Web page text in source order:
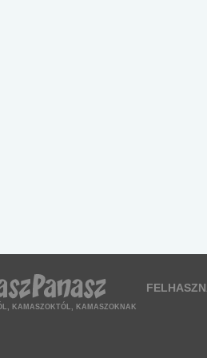
KAMASZOKTÓL, KAMASZOKNAK